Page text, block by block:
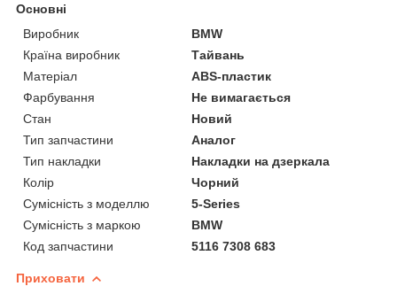
Основні
Виробник
BMW
Країна виробник
Тайвань
Матеріал
ABS-пластик
Фарбування
Не вимагається
Стан
Новий
Тип запчастини
Аналог
Тип накладки
Накладки на дзеркала
Колір
Чорний
Сумісність з моделлю
5-Series
Сумісність з маркою
BMW
Код запчастини
5116 7308 683
Приховати